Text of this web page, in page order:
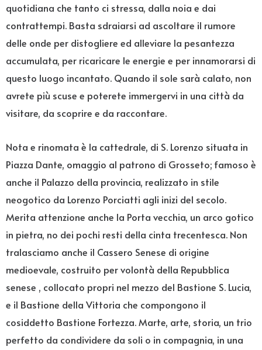
quotidiana che tanto ci stressa, dalla noia e dai
contrattempi. Basta sdraiarsi ad ascoltare il rumore
delle onde per distogliere ed alleviare la pesantezza
accumulata, per ricaricare le energie e per innamorarsi di
questo luogo incantato. Quando il sole sarà calato, non
avrete più scuse e poterete immergervi in una città da
visitare, da scoprire e da raccontare.
Nota e rinomata è la cattedrale, di S. Lorenzo situata in
Piazza Dante, omaggio al patrono di Grosseto; famoso è
anche il Palazzo della provincia, realizzato in stile
neogotico da Lorenzo Porciatti agli inizi del secolo.
Merita attenzione anche la Porta vecchia, un arco gotico
in pietra, no dei pochi resti della cinta trecentesca. Non
tralasciamo anche il Cassero Senese di origine
medioevale, costruito per volontà della Repubblica
senese , collocato propri nel mezzo del Bastione S. Lucia,
e il Bastione della Vittoria che compongono il
cosiddetto Bastione Fortezza. Marte, arte, storia, un trio
perfetto da condividere da soli o in compagnia, in una